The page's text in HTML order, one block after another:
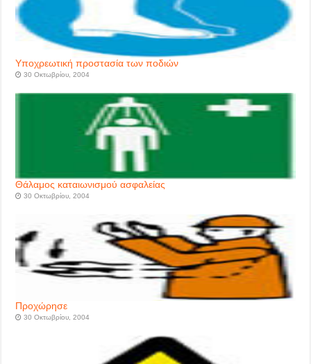
Yποχρεωτική προστασία των ποδιών
30 Οκτωβρίου, 2004
Θάλαμος καταιωνισμού ασφαλείας
30 Οκτωβρίου, 2004
Προχώρησε
30 Οκτωβρίου, 2004